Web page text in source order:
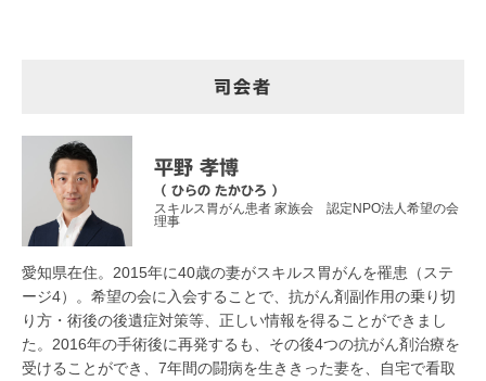
司会者
平野 孝博
（ ひらの たかひろ ）
スキルス胃がん患者 家族会 認定NPO法人希望の会
理事
愛知県在住。2015年に40歳の妻がスキルス胃がんを罹患（ステ
ージ4）。希望の会に入会することで、抗がん剤副作用の乗り切
り方・術後の後遺症対策等、正しい情報を得ることができまし
た。2016年の手術後に再発するも、その後4つの抗がん剤治療を
受けることができ、7年間の闘病を生ききった妻を、自宅で看取